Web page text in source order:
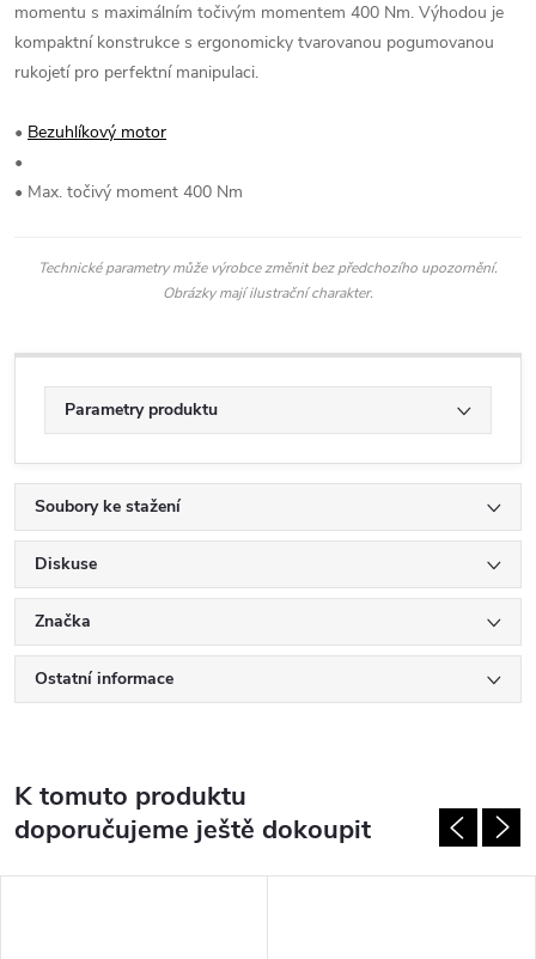
momentu s maximálním točivým momentem 400 Nm. Výhodou je
kompaktní konstrukce s ergonomicky tvarovanou pogumovanou
rukojetí pro perfektní manipulaci.
• Bezuhlíkový motor
•
• Max. točivý moment 400 Nm
Technické parametry může výrobce změnit bez předchozího upozornění.
Obrázky mají ilustrační charakter.
Parametry produktu
Soubory ke stažení
Diskuse
Značka
Ostatní informace
K tomuto produktu
doporučujeme ještě dokoupit